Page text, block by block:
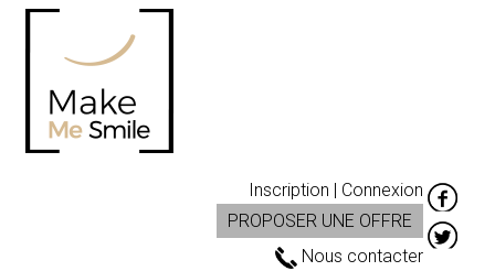
Inscription | Connexion
PROPOSER UNE OFFRE
Nous contacter